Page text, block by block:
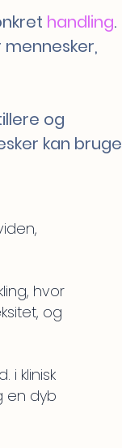
handling.
og
kan bruge
hvor
og
i klinisk
en dyb